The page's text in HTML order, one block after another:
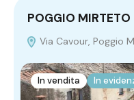
POGGIO
Via Cavour, Poggio
In vendita In